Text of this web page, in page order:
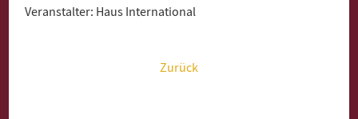
Veranstalter: Haus International
Zurück